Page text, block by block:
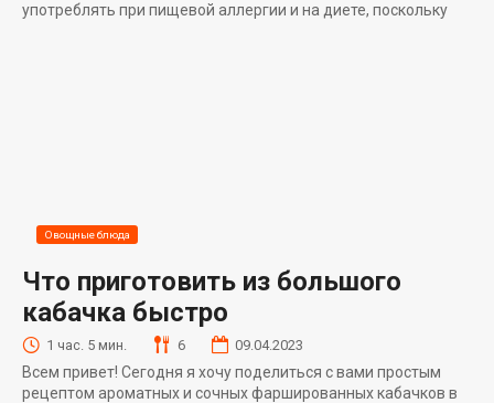
употреблять при пищевой аллергии и на диете, поскольку
Овощные блюда
Что приготовить из большого
кабачка быстро
1 час. 5 мин. 6 09.04.2023
Всем привет! Сегодня я хочу поделиться с вами простым
рецептом ароматных и сочных фаршированных кабачков в